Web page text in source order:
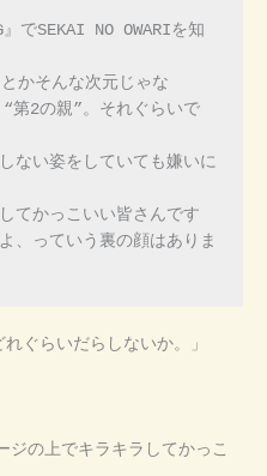
でSEKAI NO OWARIを知
かそんな次元じゃな
第2の親”。それぐらいで
ない姿をしていても嫌いに
てかっこいい皆さんです
、っていう裏の顔はありま
ぐらいだらしないか。」
ジの上でキラキラしてかっこ